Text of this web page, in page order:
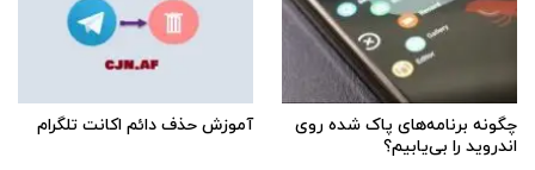
چگونه برنامه‌های پاک شده روی
اندروید را بی‌یابیم؟
آموزش حذف دائم اکانت تلگرام